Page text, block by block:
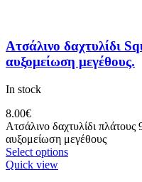
Ατσάλινο δαχτυλίδι
αυξομείωση μεγέθους.
In stock
8.00€
Ατσάλινο δαχτυλίδι
αυξομείωση μεγέθους
Select options
Quick view